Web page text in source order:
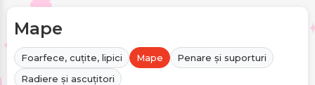
Mape
Foarfece, cuțite, lipici Mape
Penare și suporturi
Radiere și ascuțitori